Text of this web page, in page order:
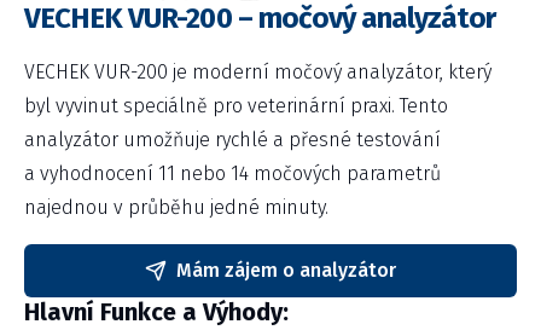
VECHEK VUR-200 – močový analyzátor
VECHEK VUR-200 je moderní močový analyzátor, který
byl vyvinut speciálně pro veterinární praxi. Tento
analyzátor umožňuje rychlé a přesné testování
a vyhodnocení 11 nebo 14 močových parametrů
najednou v průběhu jedné minuty.
Mám zájem o analyzátor
Hlavní Funkce a Výhody: